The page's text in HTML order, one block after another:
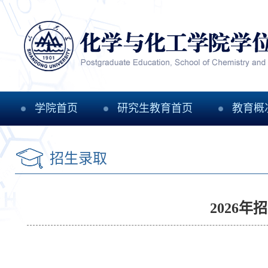
学院首页 研究生教育首页 教育概
招生录取
2026年